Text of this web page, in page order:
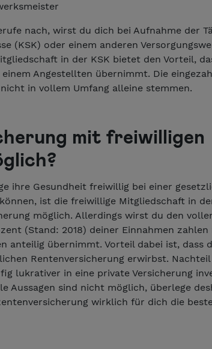
nach, wirst du dich bei Aufnahme der
(KSK) oder einem anderen
in der KSK bietet den Vorteil,
Angestellten übernimmt. Die
in vollem Umfang alleine stemmen.
mit freiwilligen
ihre Gesundheit freiwillig bei einer
ist die freiwillige Mitgliedschaft in
möglich. Allerdings wirst du den
(Stand: 2018) deiner Einnahmen zahlen
anteilig übernimmt. Vorteil dabei ist, dass
Rentenversicherung erwirbst.
lukrativer in eine private Versicherung
Aussagen sind nicht möglich, überlege
wirklich für dich die